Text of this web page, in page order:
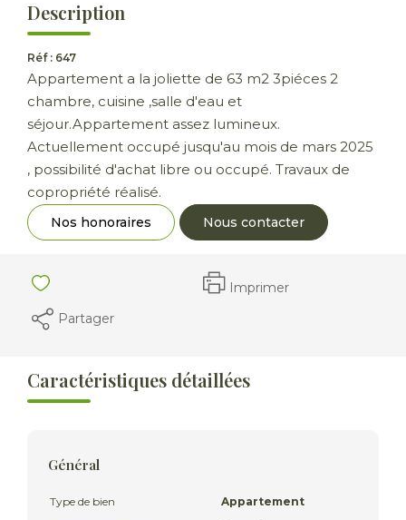
Description
Réf : 647
Appartement a la joliette de 63 m2 3piéces 2
chambre, cuisine ,salle d'eau et
séjour.Appartement assez lumineux.
Actuellement occupé jusqu'au mois de mars 2025
, possibilité d'achat libre ou occupé. Travaux de
copropriété réalisé.
Nos honoraires Nous contacter
Imprimer
Partager
Caractéristiques détaillées
Général
Type de bien
Appartement